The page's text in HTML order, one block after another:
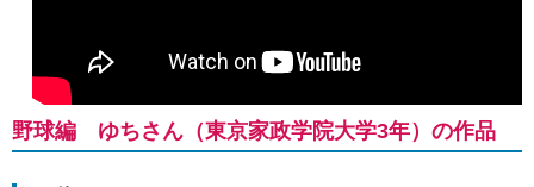
野球編 ゆちさん（東京家政学院大学3年）の作品